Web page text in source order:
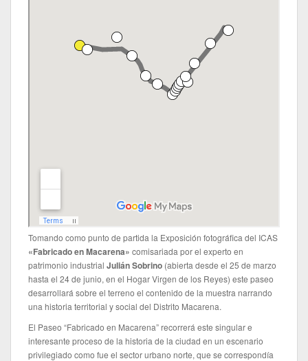
Tomando como punto de partida la Exposición fotográfica del ICAS
«Fabricado en Macarena» comisariada por el experto en
patrimonio industrial Julián Sobrino (abierta desde el 25 de marzo
hasta el 24 de junio, en el Hogar Virgen de los Reyes) este paseo
desarrollará sobre el terreno el contenido de la muestra narrando
una historia territorial y social del Distrito Macarena.
El Paseo “Fabricado en Macarena” recorrerá este singular e
interesante proceso de la historia de la ciudad en un escenario
privilegiado como fue el sector urbano norte, que se correspondía